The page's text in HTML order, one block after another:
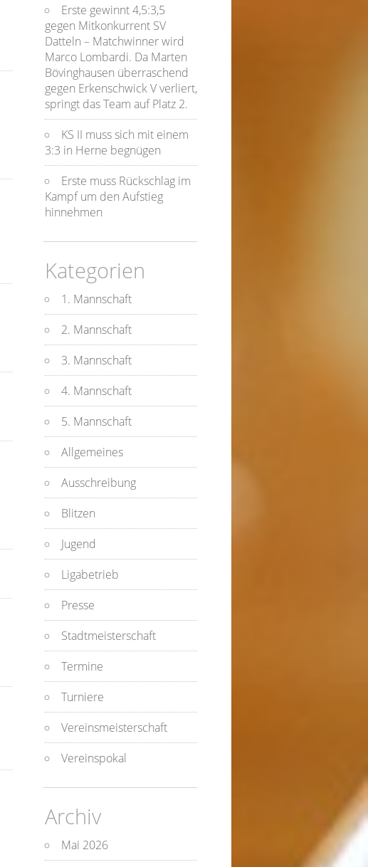
Erste gewinnt 4,5:3,5
gegen Mitkonkurrent SV
Datteln – Matchwinner wird
Marco Lombardi. Da Marten
Bövinghausen überraschend
gegen Erkenschwick V verliert,
springt das Team auf Platz 2.
KS II muss sich mit einem
3:3 in Herne begnügen
Erste muss Rückschlag im
Kampf um den Aufstieg
hinnehmen
Kategorien
1. Mannschaft
2. Mannschaft
3. Mannschaft
4. Mannschaft
5. Mannschaft
Allgemeines
Ausschreibung
Blitzen
Jugend
Ligabetrieb
Presse
Stadtmeisterschaft
Termine
Turniere
Vereinsmeisterschaft
Vereinspokal
Archiv
Mai 2026